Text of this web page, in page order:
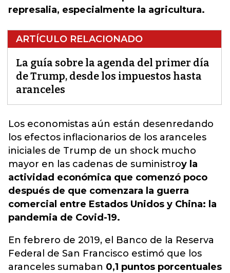
represalia, especialmente la agricultura.
ARTÍCULO RELACIONADO
La guía sobre la agenda del primer día
de Trump, desde los impuestos hasta
aranceles
Los economistas aún están desenredando
los efectos inflacionarios de los aranceles
iniciales de Trump de un shock mucho
mayor en las cadenas de suministroy la
actividad económica que comenzó poco
después de que comenzara la guerra
comercial entre Estados Unidos y China: la
pandemia de Covid-19.
En febrero de 2019, el Banco de la Reserva
Federal de San Francisco estimó que los
aranceles sumaban 0,1 puntos porcentuales